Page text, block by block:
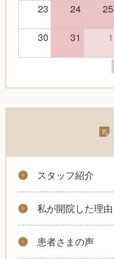
23
24 25
30
31 1
スタッフ紹介
私が開院した理由
患者さまの声